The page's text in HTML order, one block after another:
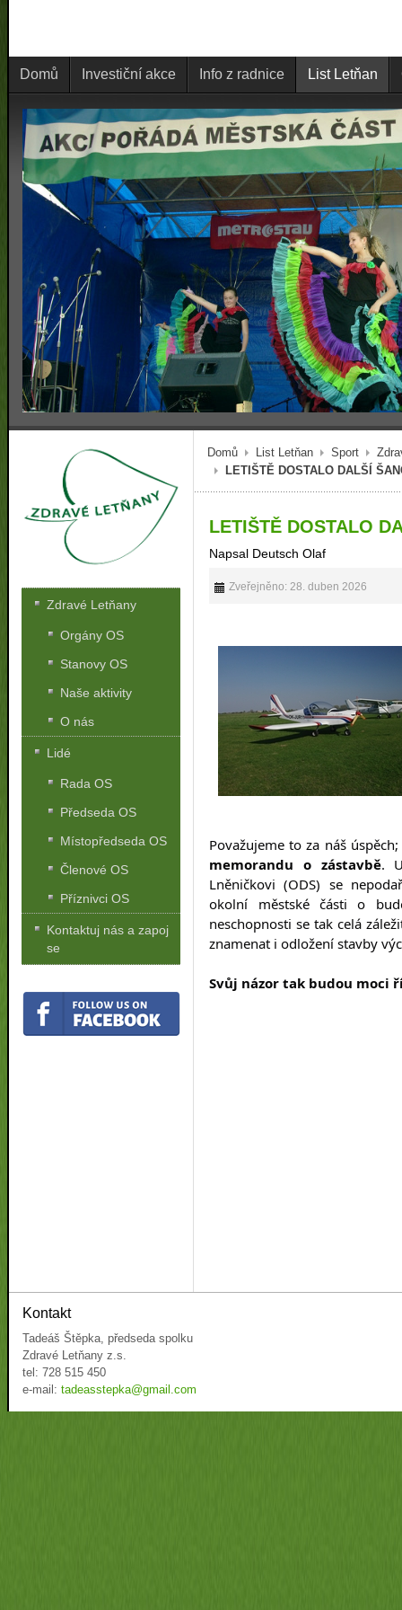
Domů Investiční akce Info z radnice List Letňan
Domů List Letňan Sport
LETIŠTĚ DOSTALO DALŠÍ
LETIŠTĚ DOSTALO
Napsal Deutsch Olaf
Zveřejněno: 28. duben 2026
Považujeme to za náš
memorandu o zástavbě.
Lněničkovi (ODS) se
okolní městské části o
neschopnosti se tak celá
znamenat i odložení stavby
Svůj názor tak budou moci
Zdravé Letňany
Orgány OS
Stanovy OS
Naše aktivity
O nás
Lidé
Rada OS
Předseda OS
Místopředseda OS
Členové OS
Příznivci OS
Kontaktuj nás a zapoj
se
Kontakt
Tadeáš Štěpka, předseda spolku
Zdravé Letňany z.s.
tel: 728 515 450
e-mail: tadeasstepka@gmail.com